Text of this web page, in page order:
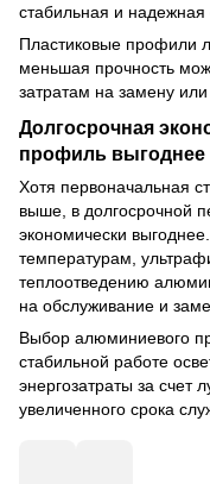
стабильная и надежная
Пластиковые профили
меньшая прочность
затратам на замену
Долгосрочная
профиль выгоднее
Хотя первоначальная
выше, в долгосрочной
экономически
температурам,
теплоотведению
на обслуживание и
Выбор алюминиевого
стабильной работе
энергозатраты за счет
увеличенного срока